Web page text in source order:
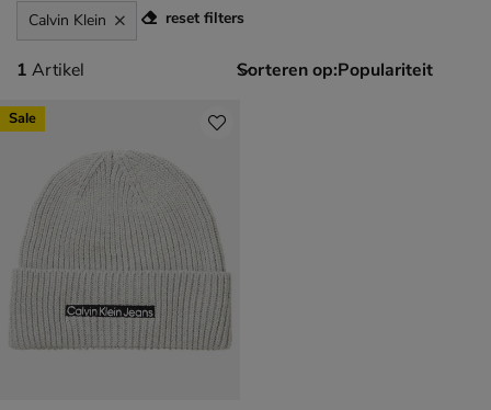
Calvin Klein reset filters
1 artikel
1 Artikel Sorteren op:
Sale